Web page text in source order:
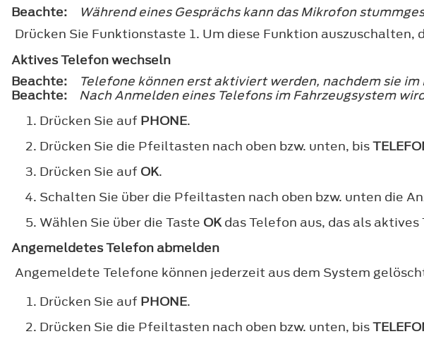
Beachte:
Während eines Gesprächs kann das Mikrofon
Drücken Sie Funktionstaste 1. Um diese Funktion auszuschalten,
Aktives Telefon wechseln
Beachte:
Telefone können erst aktiviert werden, nachdem sie
Beachte:
Nach Anmelden eines Telefons im Fahrzeugsystem
Drücken Sie auf PHONE.
Drücken Sie die Pfeiltasten nach oben bzw. unten, bis
Drücken Sie auf OK.
Schalten Sie über die Pfeiltasten nach oben bzw. unten die
Wählen Sie über die Taste OKdas Telefon aus, das als
Angemeldetes Telefon abmelden
Angemeldete Telefone können jederzeit aus dem System
Drücken Sie auf PHONE.
Drücken Sie die Pfeiltasten nach oben bzw. unten, bis